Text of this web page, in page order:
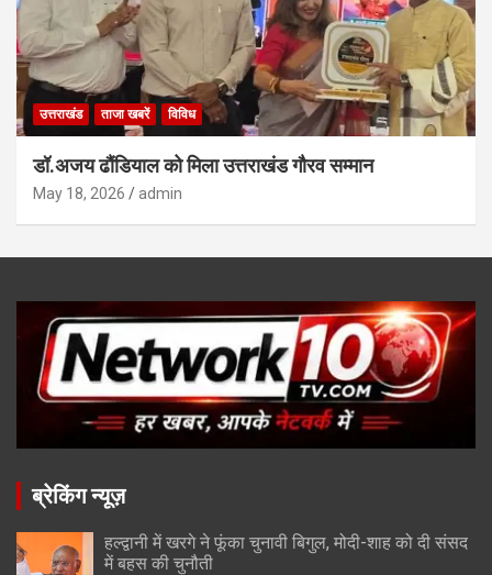
उत्तराखंड ताजा खबरें विविध
डॉ.अजय ढौंडियाल को मिला उत्तराखंड गौरव सम्मान
May 18, 2026 admin
ब्रेकिंग न्यूज़
हल्द्वानी में खरगे ने फूंका चुनावी बिगुल, मोदी-शाह को दी संसद
में बहस की चुनौती